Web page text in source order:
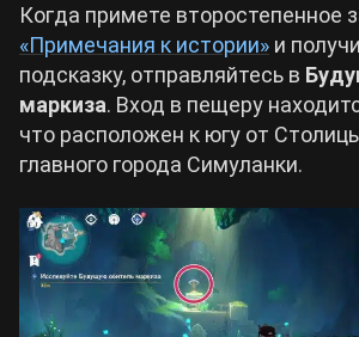
Когда примете второстепенное
«Примечания к истории» и
подсказку, отправляйтесь в
маркиза. Вход в пещеру
что расположен к югу от
главного города Симуланки.